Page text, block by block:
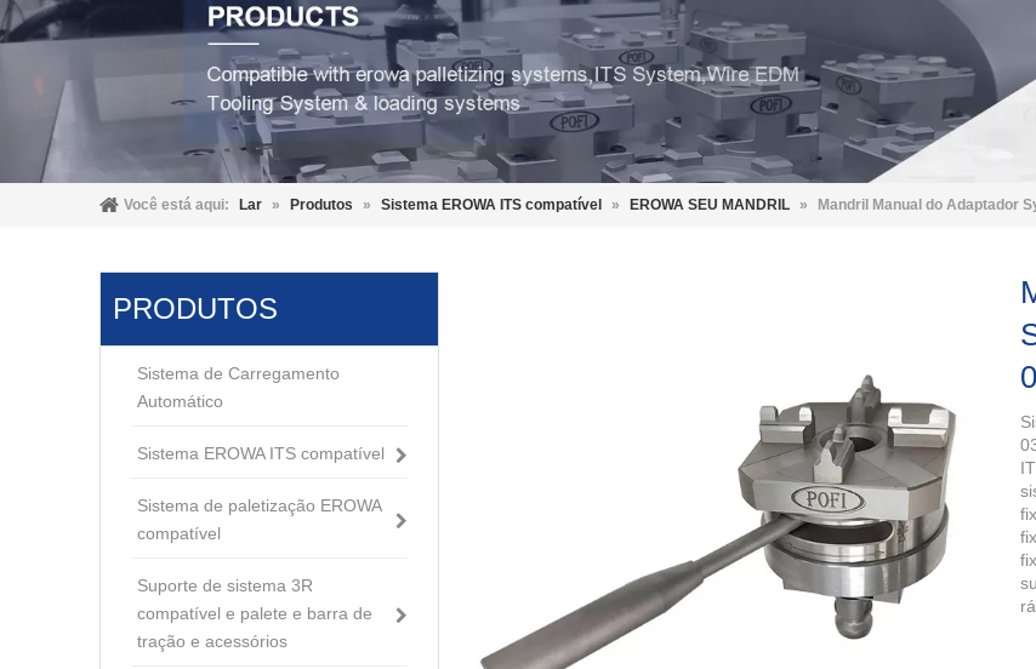
Você está aqui: Lar » Produtos » Sistema EROWA ITS compatível » EROWA SEU MANDRIL » Mandril Manual do Adaptador
PRODUTOS
Sistema de Carregamento
Automático
Sistema EROWA ITS compatível
Sistema de paletização EROWA
compatível
Suporte de sistema 3R
compatível e palete e barra de
tração e acessórios